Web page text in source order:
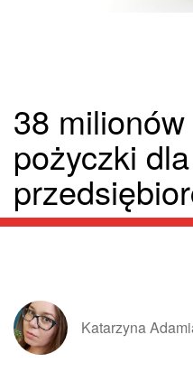
38 milionów
pożyczki dla
Katarzyna